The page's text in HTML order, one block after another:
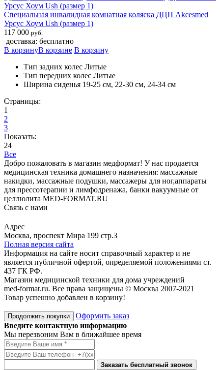
Специальная инвалидная комнатная коляска ДЦП Akcesmed
Урсус Хоум Ush (размер 1)
117 000 руб.
доставка: бесплатно
В корзинуВ корзине В корзину
Тип задних колес Литые
Тип передних колес Литые
Ширина сиденья 19-25 см, 22-30 см, 24-34 см
Страницы:
1
2
3
Показать:
24
Все
Добро пожаловать в магазин медформат! У нас продается
медицинская техника домашнего назначения: массажные
накидки, массажные подушки, массажеры для ног,аппараты
для прессотерапии и лимфодренажа, банки вакуумные от
целлюлита MED-FORMAT.RU
Связь с нами
Адрес
Москва, проспект Мира 199 стр.3
Полная версия сайта
Информация на сайте носит справочный характер и не
является публичной офертой, определяемой положениями ст.
437 ГК РФ.
Магазин медицинской техники для дома учреждений
med-format.ru. Все права защищены © Москва 2007-2021
Товар успешно добавлен в корзину!
Продолжить покупки
Оформить заказ
Введите контактную информацию
Мы перезвоним Вам в ближайшее время
Заказать бесплатный звонок